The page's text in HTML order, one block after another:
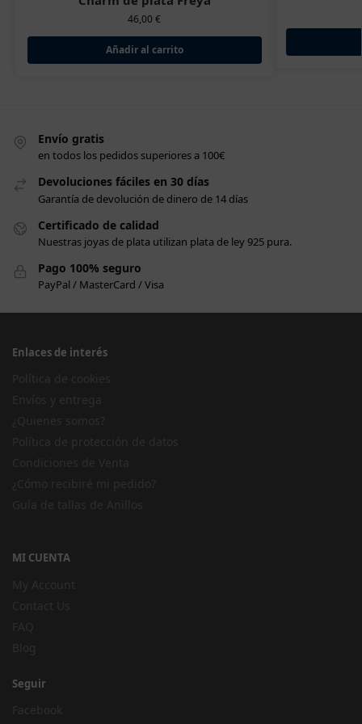
46,00€
Añadir al carrito
Envío gratis
en todos los pedidos superiores a 100€
Devoluciones fáciles en 30 días
Garantía de devolución de dinero de 14 días
Certificado de calidad
Nuestras joyas de plata utilizan plata de ley 925 pura.
Pago 100% seguro
PayPal / MasterCard / Visa
Enlaces de interés
MI CUENTA
Seguir